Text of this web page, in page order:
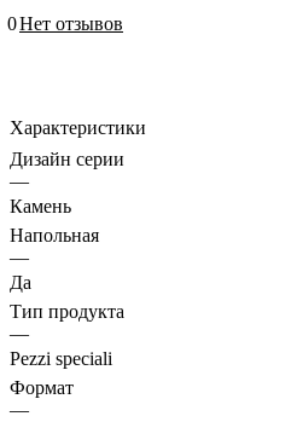
0Нет отзывов
Характеристики
Дизайн серии
—
Камень
Напольная
—
Да
Тип продукта
—
Pezzi speciali
Формат
—